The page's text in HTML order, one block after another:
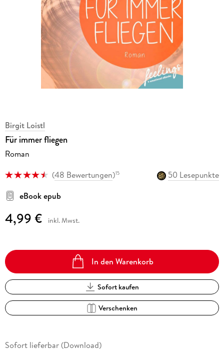
Birgit Loistl
Für immer fliegen
Roman
(48 Bewertungen)15
50 Lesepunkte
eBook epub
4,99 € inkl. Mwst.
In den Warenkorb
Sofort kaufen
Verschenken
Sofort lieferbar (Download)